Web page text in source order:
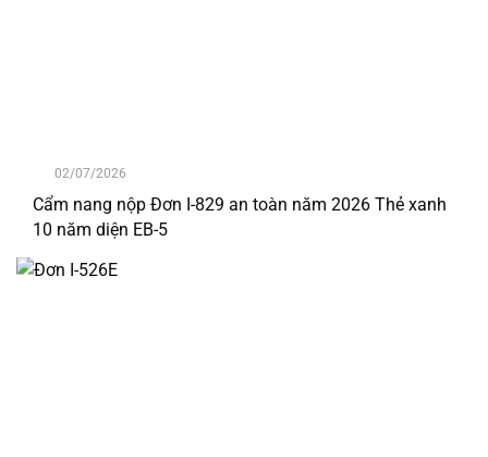
02/07/2026
Cẩm nang nộp Đơn I-829 an toàn năm 2026 Thẻ xanh
10 năm diện EB-5